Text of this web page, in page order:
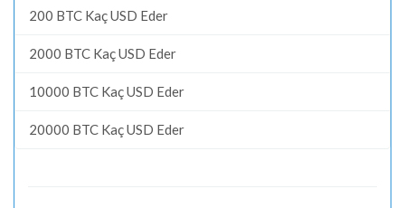
200 BTC Kaç USD Eder
2000 BTC Kaç USD Eder
10000 BTC Kaç USD Eder
20000 BTC Kaç USD Eder